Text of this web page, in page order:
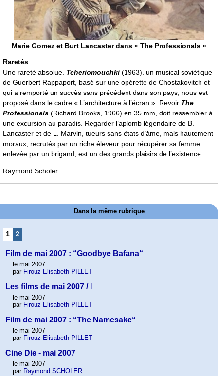
Marie Gomez et Burt Lancaster dans « The Professionals »
Raretés
Une rareté absolue, Tcheriomouchki (1963), un musical soviétique
de Guerbert Rappaport, basé sur une opérette de Chostakovitch et
qui a remporté un succès sans précédent dans son pays, nous est
proposé dans le cadre « L’architecture à l’écran ». Revoir The
Professionals (Richard Brooks, 1966) en 35 mm, doit ressembler à
une excursion au paradis. Regarder l’aplomb légendaire de B.
Lancaster et de L. Marvin, tueurs sans états d’âme, mais hautement
moraux, recrutés par un riche éleveur pour récupérer sa femme
enlevée par un brigand, est un des grands plaisirs de l’existence.
Raymond Scholer
Dans la même rubrique
1 2
Film de mai 2007 : “Goodbye Bafana“
le mai 2007
par Firouz Elisabeth PILLET
Les films de mai 2007 / I
le mai 2007
par Firouz Elisabeth PILLET
Film de mai 2007 : “The Namesake“
le mai 2007
par Firouz Elisabeth PILLET
Cine Die - mai 2007
le mai 2007
par Raymond SCHOLER